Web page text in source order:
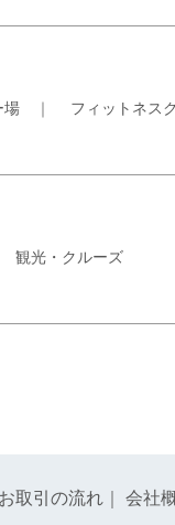
場 ｜ フィットネス
観光・クルーズ
お取引の流れ 会社